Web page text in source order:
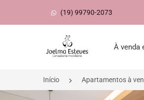
(19) 99790-2073
Página inicial
À venda
Início Apartamentos à